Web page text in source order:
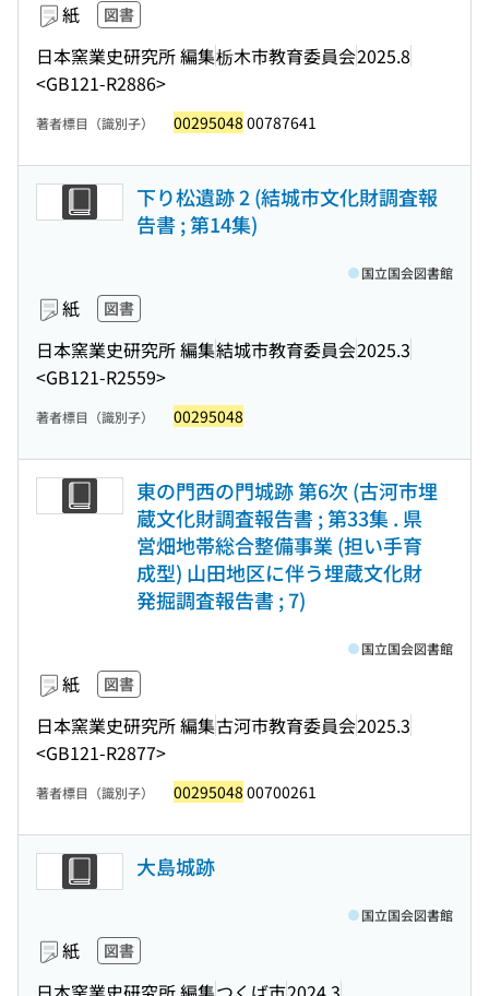
紙 図書
日本窯業史研究所 編集栃木市教育委員会2025.8
<GB121-R2886>
著者標目（識別子） 00295048 00787641
下り松遺跡 2 (結城市文化財調査報
告書 ; 第14集)
紙 図書
日本窯業史研究所 編集結城市教育委員会2025.3
<GB121-R2559>
国立国会図書館
著者標目（識別子） 00295048
東の門西の門城跡 第6次 (古河市埋
蔵文化財調査報告書 ; 第33集 . 県
営畑地帯総合整備事業 (担い手育
成型) 山田地区に伴う埋蔵文化財
発掘調査報告書 ; 7)
紙 図書
日本窯業史研究所 編集古河市教育委員会2025.3
<GB121-R2877>
国立国会図書館
著者標目（識別子） 00295048 00700261
大島城跡
紙 図書
国立国会図書館